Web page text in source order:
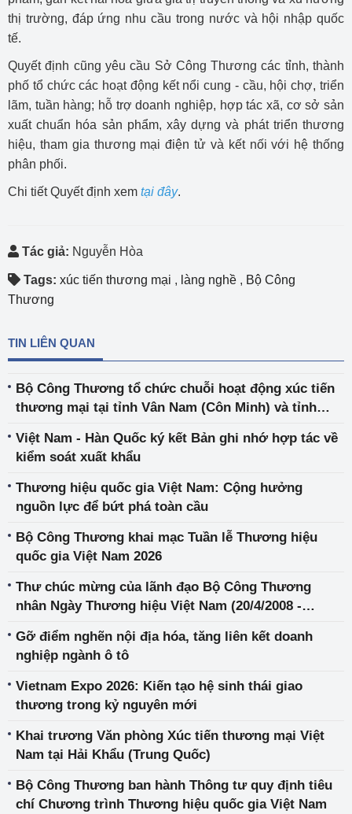
thị trường, đáp ứng nhu cầu trong nước và hội nhập quốc
tế.
Quyết định cũng yêu cầu Sở Công Thương các tỉnh, thành
phố tổ chức các hoạt động kết nổi cung - cầu, hội chợ, triển
lãm, tuần hàng; hỗ trợ doanh nghiệp, hợp tác xã, cơ sở sản
xuất chuẩn hóa sản phẩm, xây dựng và phát triển thương
hiệu, tham gia thương mại điện tử và kết nối với hệ thống
phân phối.
Chi tiết Quyết định xem tại đây.
Tác giả: Nguyễn Hòa
Tags: xúc tiến thương mại , làng nghề , Bộ Công
Thương
TIN LIÊN QUAN
Bộ Công Thương tổ chức chuỗi hoạt động xúc tiến
thương mại tại tỉnh Vân Nam (Côn Minh) và tỉnh
Việt Nam - Hàn Quốc ký kết Bản ghi nhớ hợp tác về
kiểm soát xuất khẩu
Thương hiệu quốc gia Việt Nam: Cộng hưởng
nguồn lực để bứt phá toàn cầu
Bộ Công Thương khai mạc Tuần lễ Thương hiệu
quốc gia Việt Nam 2026
Thư chúc mừng của lãnh đạo Bộ Công Thương
nhân Ngày Thương hiệu Việt Nam (20/4/2008 -
Gỡ điểm nghẽn nội địa hóa, tăng liên kết doanh
nghiệp ngành ô tô
Vietnam Expo 2026: Kiến tạo hệ sinh thái giao
thương trong kỷ nguyên mới
Khai trương Văn phòng Xúc tiến thương mại Việt
Nam tại Hải Khẩu (Trung Quốc)
Bộ Công Thương ban hành Thông tư quy định tiêu
chí Chương trình Thương hiệu quốc gia Việt Nam